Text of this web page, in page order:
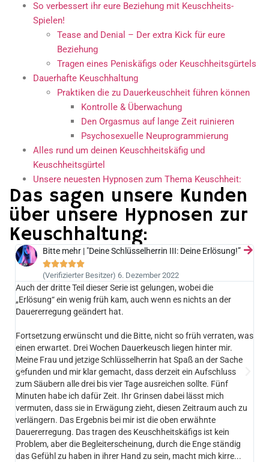
So verbessert ihr eure Beziehung mit Keuschheits-
Spielen!​
Tease and Denial – Der extra Kick für eure
Beziehung ​
Tragen eines Peniskäfigs oder Keuschheitsgürtels​
Dauerhafte Keuschhaltung​
Praktiken die zu Dauerkeuschheit führen können
Kontrolle & Überwachung
Den Orgasmus auf lange Zeit ruinieren​
Psychosexuelle Neuprogrammierung​
Alles rund um deinen Keuschheitskäfig und
Keuschheitsgürtel
Unsere neuesten Hypnosen zum Thema Keuschheit:
Das sagen unsere Kunden
über unsere Hypnosen zur
Keuschhaltung:
Bitte mehr | "Deine Schlüsselherrin III: Deine Erlösung!”

(Verifizierter Besitzer) 6. Dezember 2022
Auch der dritte Teil dieser Serie ist gelungen, wobei die
„Erlösung“ ein wenig früh kam, auch wenn es nichts an der
Dauererregung geändert hat.
Fortsetzung erwünscht und die Bitte, nicht so früh verraten, was
einen erwartet. Drei Wochen Dauerkeusch liegen hinter mir.
Meine Frau und jetzige Schlüsselherrin hat Spaß an der Sache
gefunden und mir klar gemacht, dass derzeit ein Aufschluss
zum Säubern alle drei bis vier Tage ausreichen sollte. Fünf
Minuten habe ich dafür Zeit. Ihr Grinsen dabei lässt mich
vermuten, dass sie in Erwägung zieht, diesen Zeitraum auch zu
verlängern. Das Ergebnis bei mir ist die oben erwähnte
Dauererregung. Das tragen des Keuschheitskäfigs ist kein
Problem, aber die Begleiterscheinung, durch die Enge ständig
das Gefühl zu haben in ihrer Hand zu sein, macht mich kirre...